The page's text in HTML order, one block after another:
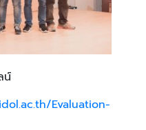
น์
Evaluation-